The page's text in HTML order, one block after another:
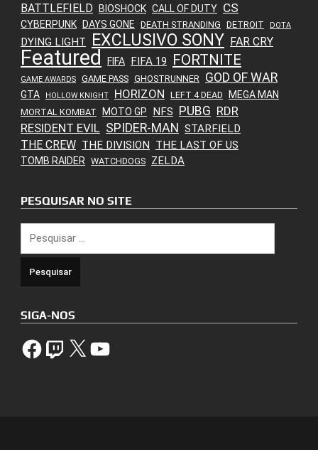
BATTLEFIELD BIOSHOCK CALL OF DUTY CS
CYBERPUNK DAYS GONE DEATH STRANDING DETROIT DOTA
DYING LIGHT EXCLUSIVO SONY FAR CRY
Featured FIFA FIFA 19 FORTNITE
GAME AWARDS GAME PASS GHOSTRUNNER GOD OF WAR
GTA HOLLOW KNIGHT HORIZON LEFT 4 DEAD MEGA MAN
MORTAL KOMBAT MOTO GP NFS PUBG RDR
RESIDENT EVIL SPIDER-MAN STARFIELD
THE CREW THE DIVISION THE LAST OF US
TOMB RAIDER WATCHDOGS ZELDA
PESQUISAR NO SITE
por:
SIGA-NOS
FacebookTwitch X YouTube